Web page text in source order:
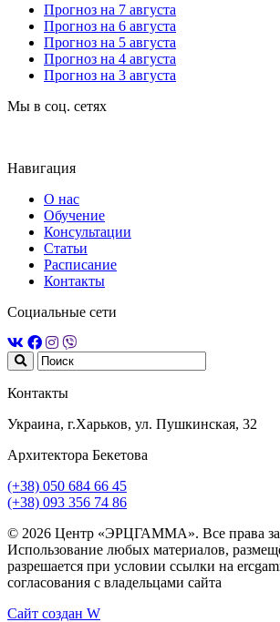
Прогноз на 7 августа
Прогноз на 6 августа
Прогноз на 5 августа
Прогноз на 4 августа
Прогноз на 3 августа
Мы в соц. сетях
Навигация
О нас
Обучение
Консультации
Статьи
Расписание
Контакты
Социальные сети
Контакты
Украина, г.Харьков, ул. Пушкинская, 32
Архитектора Бекетова
(+38) 050 684 66 45
(+38) 093 356 74 86
© 2026 Центр «ЭРЦГАММА». Все права
Использование любых материалов,
разрешается при условии ссылки на
согласования с владельцами сайта
Сайт создан W